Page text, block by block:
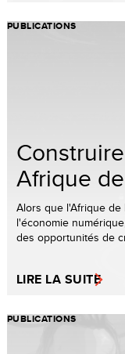
PUBLICATIONS
Afrique
Alors que l'Afrique
l'économie
des opportunités de
LIRE LA SUITE
PUBLICATIONS